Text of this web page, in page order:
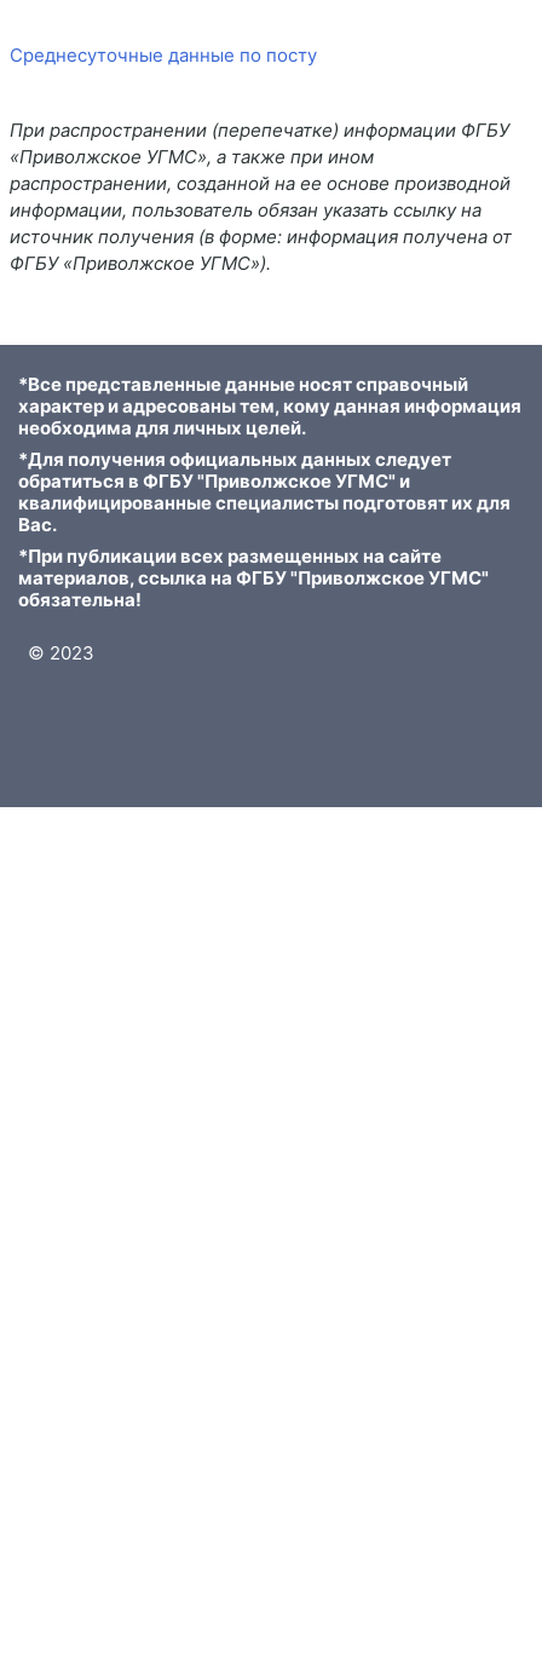
Среднесуточные данные по посту
При распространении (перепечатке) информации ФГБУ
«Приволжское УГМС», а также при ином
распространении, созданной на ее основе производной
информации, пользователь обязан указать ссылку на
источник получения (в форме: информация получена от
ФГБУ «Приволжское УГМС»).
*Все представленные данные носят справочный
характер и адресованы тем, кому данная информация
необходима для личных целей.
*Для получения официальных данных следует
обратиться в ФГБУ "Приволжское УГМС" и
квалифицированные специалисты подготовят их для
Вас.
*При публикации всех размещенных на сайте
материалов, ссылка на ФГБУ "Приволжское УГМС"
обязательна!
© 2023